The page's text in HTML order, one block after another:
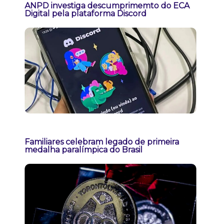
ANPD investiga descumprimemto do ECA
Digital pela plataforma Discord
Familiares celebram legado de primeira
medalha paralímpica do Brasil